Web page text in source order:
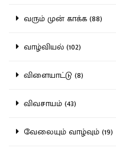
வரும் முன் காக்க (88)
வாழ்வியல் (102)
விளையாட்டு (8)
விவசாயம் (43)
வேலையும் வாழ்வும் (19)